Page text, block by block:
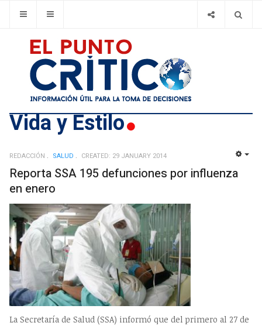
Vida y Estilo
REDACCIÓN SALUD CREATED: 29 JANUARY 2014
Reporta SSA 195 defunciones por influenza
en enero
La Secretaría de Salud (SSA) informó que del primero al 27 de